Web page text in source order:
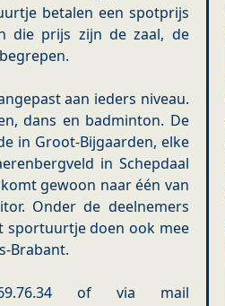
betalen een spotprijs
die prijs zijn de zaal, de
aan ieders niveau.
dans en badminton. De
in Groot-Bijgaarden, elke
in Schepdaal
gewoon naar één van
Onder de deelnemers
sportuurtje doen ook mee
Brabant.
of via mail